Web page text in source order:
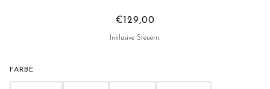
€129,00
Inklusive Steuern.
FARBE